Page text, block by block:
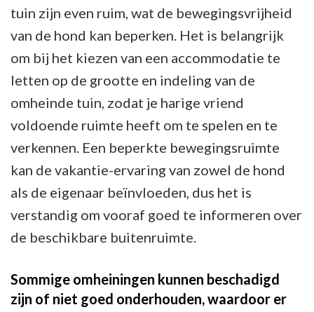
tuin zijn even ruim, wat de bewegingsvrijheid
van de hond kan beperken. Het is belangrijk
om bij het kiezen van een accommodatie te
letten op de grootte en indeling van de
omheinde tuin, zodat je harige vriend
voldoende ruimte heeft om te spelen en te
verkennen. Een beperkte bewegingsruimte
kan de vakantie-ervaring van zowel de hond
als de eigenaar beïnvloeden, dus het is
verstandig om vooraf goed te informeren over
de beschikbare buitenruimte.
Sommige omheiningen kunnen beschadigd
zijn of niet goed onderhouden, waardoor er